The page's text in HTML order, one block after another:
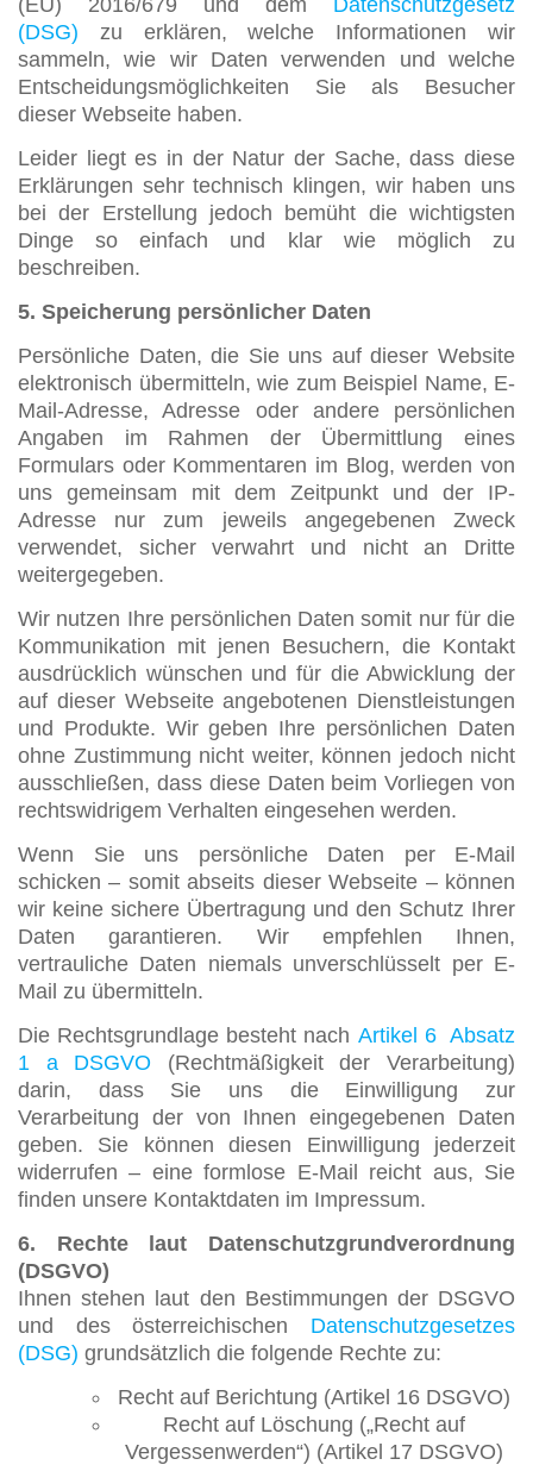
(DSG) zu erklären, welche Informationen wir
sammeln, wie wir Daten verwenden und welche
Entscheidungsmöglichkeiten Sie als Besucher
dieser Webseite haben.
Leider liegt es in der Natur der Sache, dass diese
Erklärungen sehr technisch klingen, wir haben uns
bei der Erstellung jedoch bemüht die wichtigsten
Dinge so einfach und klar wie möglich zu
beschreiben.
5. Speicherung persönlicher Daten
Persönliche Daten, die Sie uns auf dieser Website
elektronisch übermitteln, wie zum Beispiel Name, E-
Mail-Adresse, Adresse oder andere persönlichen
Angaben im Rahmen der Übermittlung eines
Formulars oder Kommentaren im Blog, werden von
uns gemeinsam mit dem Zeitpunkt und der IP-
Adresse nur zum jeweils angegebenen Zweck
verwendet, sicher verwahrt und nicht an Dritte
weitergegeben.
Wir nutzen Ihre persönlichen Daten somit nur für die
Kommunikation mit jenen Besuchern, die Kontakt
ausdrücklich wünschen und für die Abwicklung der
auf dieser Webseite angebotenen Dienstleistungen
und Produkte. Wir geben Ihre persönlichen Daten
ohne Zustimmung nicht weiter, können jedoch nicht
ausschließen, dass diese Daten beim Vorliegen von
rechtswidrigem Verhalten eingesehen werden.
Wenn Sie uns persönliche Daten per E-Mail
schicken – somit abseits dieser Webseite – können
wir keine sichere Übertragung und den Schutz Ihrer
Daten garantieren. Wir empfehlen Ihnen,
vertrauliche Daten niemals unverschlüsselt per E-
Mail zu übermitteln.
Die Rechtsgrundlage besteht nach Artikel 6 Absatz
1 a DSGVO (Rechtmäßigkeit der Verarbeitung)
darin, dass Sie uns die Einwilligung zur
Verarbeitung der von Ihnen eingegebenen Daten
geben. Sie können diesen Einwilligung jederzeit
widerrufen – eine formlose E-Mail reicht aus, Sie
finden unsere Kontaktdaten im Impressum.
6. Rechte laut Datenschutzgrundverordnung
(DSGVO)
Ihnen stehen laut den Bestimmungen der DSGVO
und des österreichischen Datenschutzgesetzes
(DSG) grundsätzlich die folgende Rechte zu:
Recht auf Berichtung (Artikel 16 DSGVO)
Recht auf Löschung („Recht auf
Vergessenwerden“) (Artikel 17 DSGVO)